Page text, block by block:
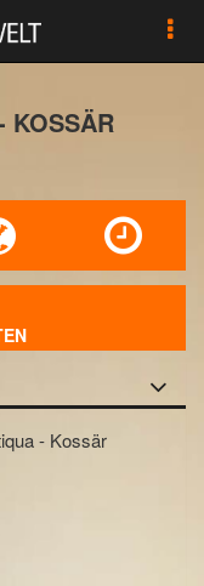
KOSSÄR
- Kossär